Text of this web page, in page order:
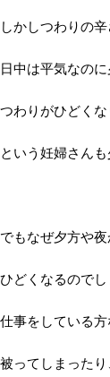
しかしつわりの辛
日中は平気なの
つわりがひどくな
という妊婦さんも
でもなぜ夕方や
ひどくなるのでし
仕事をしている
被ってしまった